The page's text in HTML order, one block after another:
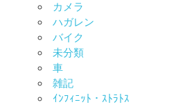
カメラ
ハガレン
バイク
未分類
車
雑記
ｲﾝﾌｨﾆｯﾄ・ｽﾄﾗﾄｽ